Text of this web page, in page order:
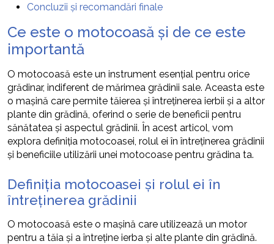
Concluzii și recomandări finale
Ce este o motocoasă și de ce este
importantă
O motocoasă este un instrument esențial pentru orice
grădinar, indiferent de mărimea grădinii sale. Aceasta este
o mașină care permite tăierea și întreținerea ierbii și a altor
plante din grădină, oferind o serie de beneficii pentru
sănătatea și aspectul grădinii. În acest articol, vom
explora definiția motocoasei, rolul ei în întreținerea grădinii
și beneficiile utilizării unei motocoase pentru grădina ta.
Definiția motocoasei și rolul ei în
întreținerea grădinii
O motocoasă este o mașină care utilizează un motor
pentru a tăia și a întreține ierba și alte plante din grădină.